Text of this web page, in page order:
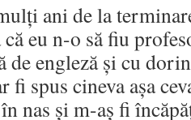
ani de la
eu n-o să fiu
de engleză și cu
fi spus cineva așa
nas și m-aș fi